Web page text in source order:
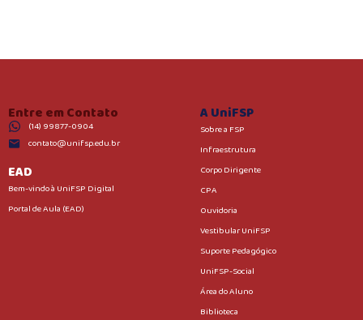
Entre em Contato
(14) 99877-0904
contato@unifsp.edu.br
EAD
Bem-vindo à UniFSP Digital
Portal de Aula (EAD)
A UniFSP
Sobre a FSP
Infraestrutura
Corpo Dirigente
CPA
Ouvidoria
Vestibular UniFSP
Suporte Pedagógico
UniFSP-Social
Área do Aluno
Biblioteca